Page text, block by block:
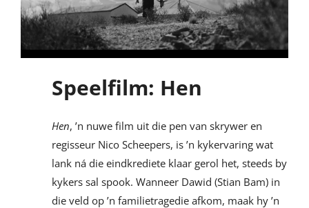
Speelfilm: Hen
Hen, ’n nuwe film uit die pen van skrywer en
regisseur Nico Scheepers, is ’n kykervaring wat
lank ná die eindkrediete klaar gerol het, steeds by
kykers sal spook. Wanneer Dawid (Stian Bam) in
die veld op ’n familietragedie afkom, maak hy ’n